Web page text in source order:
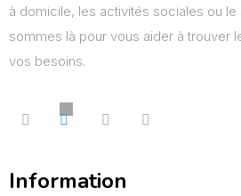
à domicile, les activités sociales ou
sommes là pour vous aider à trouver
vos besoins.
Information